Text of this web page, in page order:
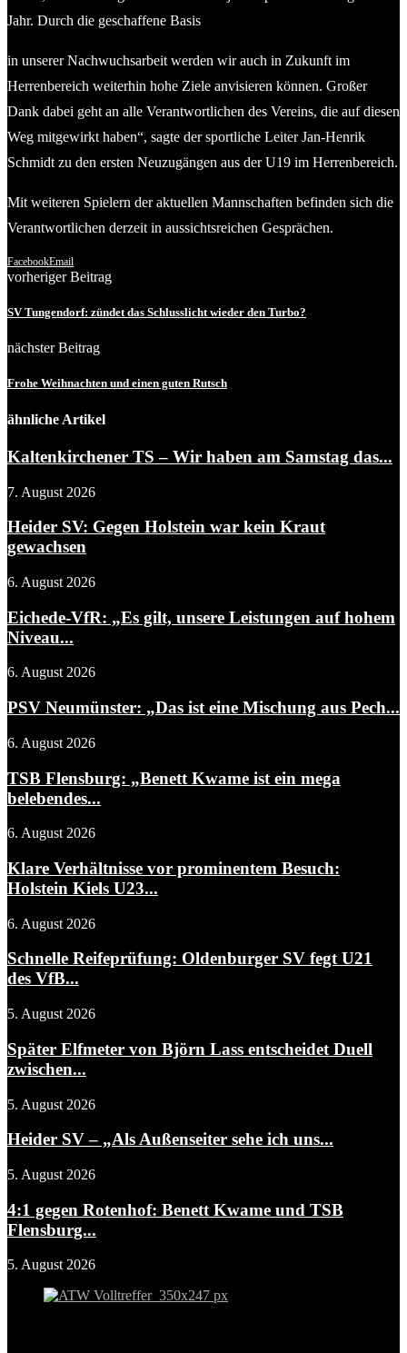
Jahr. Durch die geschaffene Basis
in unserer Nachwuchsarbeit werden wir auch in Zukunft im
Herrenbereich weiterhin hohe Ziele anvisieren können. Großer
Dank dabei geht an alle Verantwortlichen des Vereins, die auf diesen
Weg mitgewirkt haben“, sagte der sportliche Leiter Jan-Henrik
Schmidt zu den ersten Neuzugängen aus der U19 im Herrenbereich.
Mit weiteren Spielern der aktuellen Mannschaften befinden sich die
Verantwortlichen derzeit in aussichtsreichen Gesprächen.
FacebookEmail
vorheriger Beitrag
SV Tungendorf: zündet das Schlusslicht wieder den Turbo?
nächster Beitrag
Frohe Weihnachten und einen guten Rutsch
ähnliche Artikel
Kaltenkirchener TS – Wir haben am Samstag das...
7. August 2026
Heider SV: Gegen Holstein war kein Kraut
gewachsen
6. August 2026
Eichede-VfR: „Es gilt, unsere Leistungen auf hohem
Niveau...
6. August 2026
PSV Neumünster: „Das ist eine Mischung aus Pech...
6. August 2026
TSB Flensburg: „Benett Kwame ist ein mega
belebendes...
6. August 2026
Klare Verhältnisse vor prominentem Besuch:
Holstein Kiels U23...
6. August 2026
Schnelle Reifeprüfung: Oldenburger SV fegt U21
des VfB...
5. August 2026
Später Elfmeter von Björn Lass entscheidet Duell
zwischen...
5. August 2026
Heider SV – „Als Außenseiter sehe ich uns...
5. August 2026
4:1 gegen Rotenhof: Benett Kwame und TSB
Flensburg...
5. August 2026